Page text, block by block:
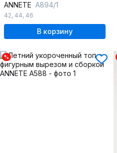
ANNETE A894/1
42, 44, 46
В корзину
%